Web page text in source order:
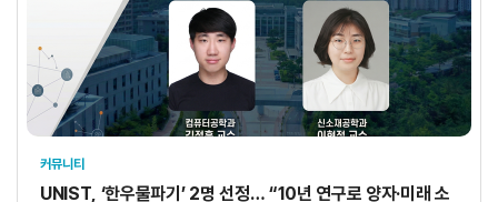
커뮤니티
UNIST, ‘한우물파기’ 2명 선정… “10년 연구로 양자·미래 소